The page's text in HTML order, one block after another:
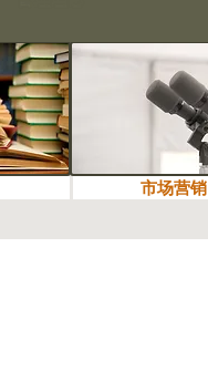
市场营销